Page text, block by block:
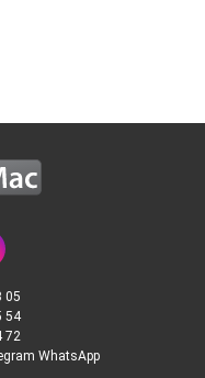
05
54
72
WhatsApp